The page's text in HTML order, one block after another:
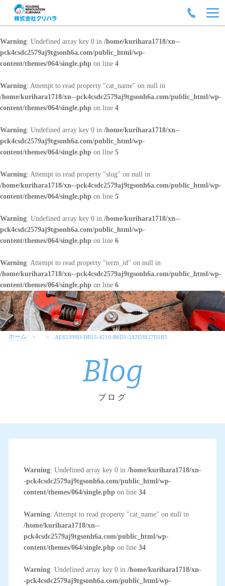
Warning: Undefined array key 0 in /home/kurihara1718/xn--
pck4csdc2579aj9tgsonh6a.com/public_html/wp-
content/themes/064/single.php on line 4
Warning: Attempt to read property "cat_name" on null in
/home/kurihara1718/xn--pck4csdc2579aj9tgsonh6a.com/public_html/wp-
content/themes/064/single.php on line 4
Warning: Undefined array key 0 in /home/kurihara1718/xn--
pck4csdc2579aj9tgsonh6a.com/public_html/wp-
content/themes/064/single.php on line 5
Warning: Attempt to read property "slug" on null in
/home/kurihara1718/xn--pck4csdc2579aj9tgsonh6a.com/public_html/wp-
content/themes/064/single.php on line 5
Warning: Undefined array key 0 in /home/kurihara1718/xn--
pck4csdc2579aj9tgsonh6a.com/public_html/wp-
content/themes/064/single.php on line 6
Warning: Attempt to read property "term_id" on null in
/home/kurihara1718/xn--pck4csdc2579aj9tgsonh6a.com/public_html/wp-
content/themes/064/single.php on line 6
ホーム AE65399D-DB15-4210-B6D1-582D3827D1B3
Blog
ブログ
Warning: Undefined array key 0 in /home/kurihara1718/xn-
-pck4csdc2579aj9tgsonh6a.com/public_html/wp-
content/themes/064/single.phpon line 34
Warning: Attempt to read property "cat_name" on null in
/home/kurihara1718/xn--
pck4csdc2579aj9tgsonh6a.com/public_html/wp-
content/themes/064/single.phpon line 34
Warning: Undefined array key 0 in /home/kurihara1718/xn-
-pck4csdc2579aj9tgsonh6a.com/public_html/wp-